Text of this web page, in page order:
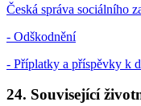
Česká správa sociálního
- Odškodnění
- Příplatky a příspěvky k
24. Související